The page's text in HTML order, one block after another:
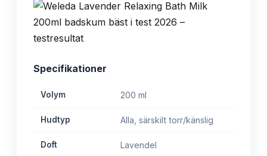
Specifikationer
Volym 200 ml
Hudtyp Alla, särskilt torr/känslig
Doft Lavendel